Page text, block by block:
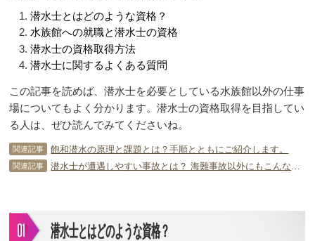
潜水士とはどのような資格？
水族館への就職と潜水士の資格
潜水士の資格取得方法
潜水士に関するよくある質問
この記事を読めば、潜水士を必要としている水族館以外の仕事
場についてもよく分かります。潜水士の資格取得を目指してい
る人は、ぜひ読んでみてくださいね。
関連記事 飽和潜水の原理と課題とは？手順とともにご紹介します。
関連記事
潜水士とはどのような資格？